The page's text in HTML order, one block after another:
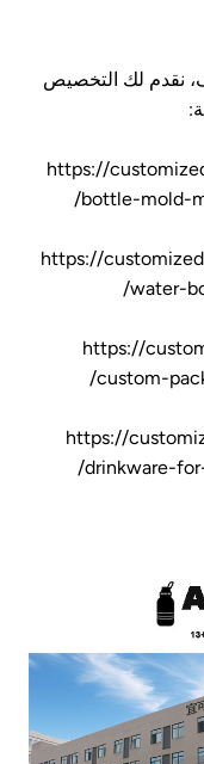
نقدم لك التخصيص
https://
bottle-mold-
https://
water-
https://
custom-
https://
drinkware-